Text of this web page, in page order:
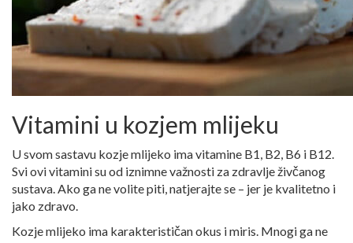
Vitamini u kozjem mlijeku
U svom sastavu kozje mlijeko ima vitamine B1, B2, B6 i B12.
Svi ovi vitamini su od iznimne važnosti za zdravlje živčanog
sustava. Ako ga ne volite piti, natjerajte se – jer je kvalitetno i
jako zdravo.
Kozje mlijeko ima karakterističan okus i miris. Mnogi ga ne